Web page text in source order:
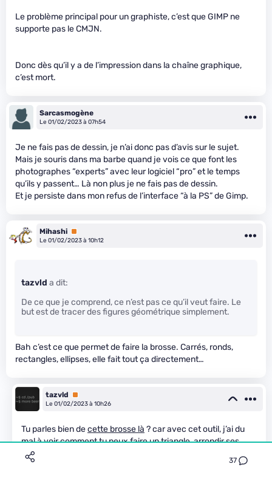
37
Le problème principal pour un graphiste, c’est que GIMP ne
supporte pas le CMJN.
Donc dès qu’il y a de l’impression dans la chaîne graphique,
c’est mort.
Sarcasmogène
Le 01/02/2023 à 07h54
Je ne fais pas de dessin, je n’ai donc pas d’avis sur le sujet.
Mais je souris dans ma barbe quand je vois ce que font les
photographes “experts” avec leur logiciel “pro” et le temps
qu’ils y passent… Là non plus je ne fais pas de dessin.
Et je persiste dans mon refus de l’interface “à la PS” de Gimp.
Mihashi Premium
Le 01/02/2023 à 10h12
tazvld a dit:
De ce que je comprend, ce n’est pas ce qu’il veut faire. Le
but est de tracer des figures géométrique simplement.
Bah c’est ce que permet de faire la brosse. Carrés, ronds,
rectangles, ellipses, elle fait tout ça directement…
tazvld
Premium
Le 01/02/2023 à 10h26
Tu parles bien decette brosse là ? car avec cet outil, j’ai du
mal à voir comment tu peux faire un triangle, arrondir ses
bords… comme il est par exemple possible avec l’outil de
photoshop (qui au passage est un chemin, donc du